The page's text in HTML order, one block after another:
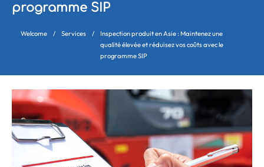
programme SIP
Welcome / Services /
Inspection produit en Asie : Maintenez une
qualité élevée et réduisez vos coûts avec le
programme SIP